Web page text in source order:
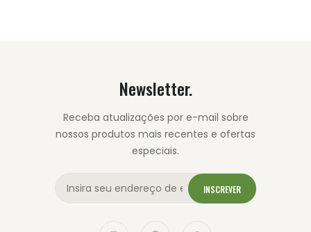
Newsletter.
Receba atualizações por e-mail sobre
nossos produtos mais recentes e ofertas
especiais.
INSCREVER